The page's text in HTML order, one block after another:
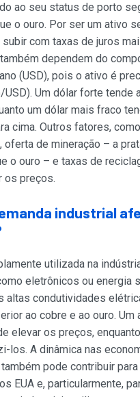
ao seu status de porto
o ouro. Por ser um ativo
subir com taxas de juros
dependem do
(USD), pois o ativo é
USD). Um dólar forte tende
um dólar mais fraco
cima. Outros fatores,
oferta de mineração – a
o ouro – e taxas de
os preços.
industrial
utilizada na
eletrônicos ou energia
altas condutividades
ao cobre e ao ouro. Um
elevar os preços,
los. A dinâmica nas
também pode contribuir
EUA e, particularmente,